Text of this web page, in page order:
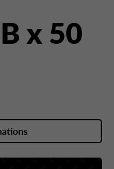
x 50